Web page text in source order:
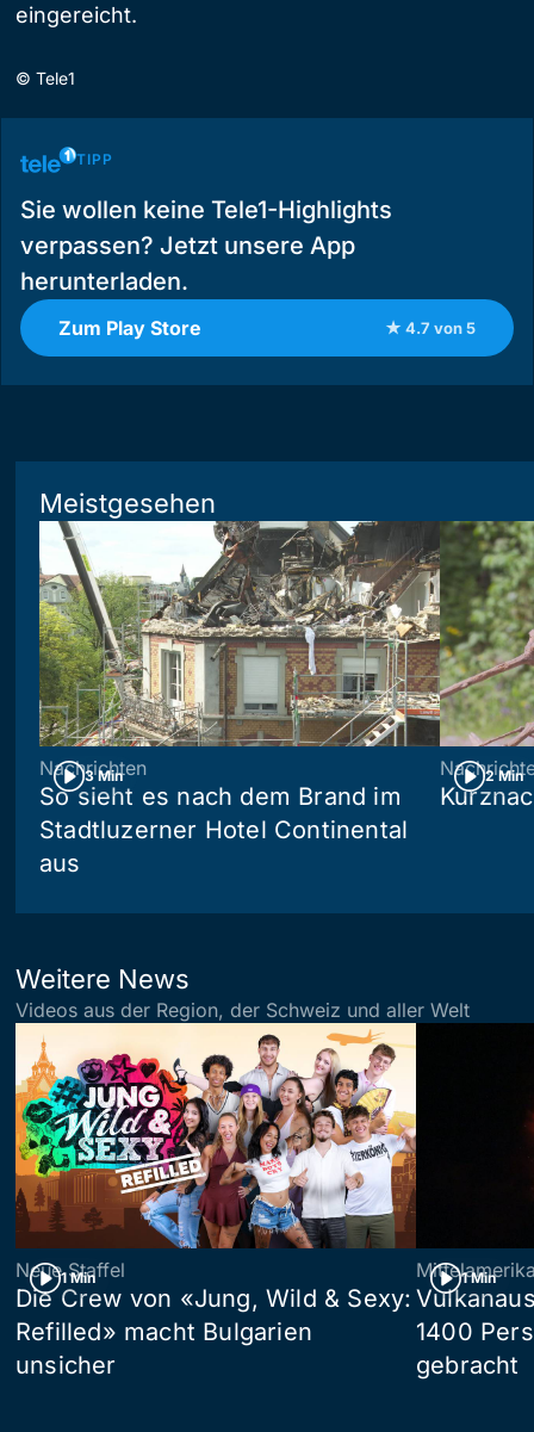
eingereicht.
© Tele1
TIPP
Sie wollen keine Tele1-Highlights
verpassen? Jetzt unsere App
herunterladen.
Zum Play Store ★ 4.7 von 5
Meistgesehen
3 Min
Nachrichten
So sieht es nach dem Brand im
Stadtluzerner Hotel Continental
aus
2 Min
Weitere News
Videos aus der Region, der Schweiz und aller Welt
1 Min
Neue Staffel
Die Crew von «Jung, Wild & Sexy:
Refilled» macht Bulgarien
unsicher
1 Min
1400
gebracht